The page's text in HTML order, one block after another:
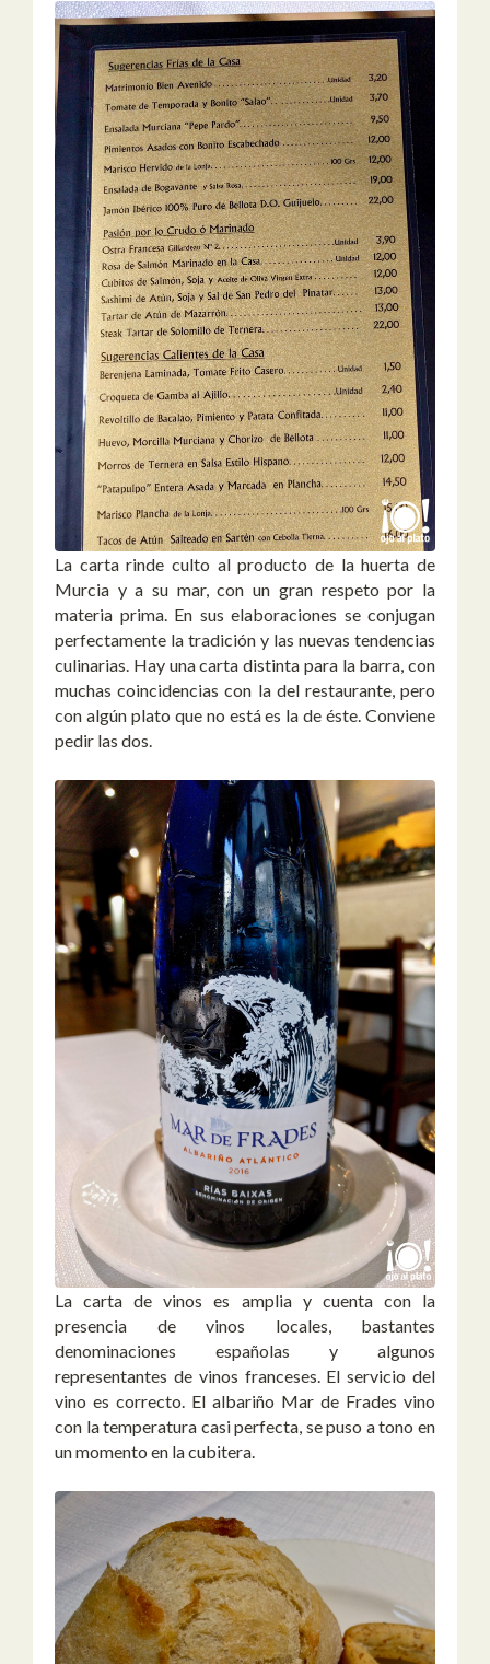
La carta rinde culto al producto de la huerta de
Murcia y a su mar, con un gran respeto por la
materia prima. En sus elaboraciones se conjugan
perfectamente la tradición y las nuevas tendencias
culinarias. Hay una carta distinta para la barra, con
muchas coincidencias con la del restaurante, pero
con algún plato que no está es la de éste. Conviene
pedir las dos.
La carta de vinos es amplia y cuenta con la
presencia de vinos locales, bastantes
denominaciones españolas y algunos
representantes de vinos franceses. El servicio del
vino es correcto. El albariño Mar de Frades vino
con la temperatura casi perfecta, se puso a tono en
un momento en la cubitera.